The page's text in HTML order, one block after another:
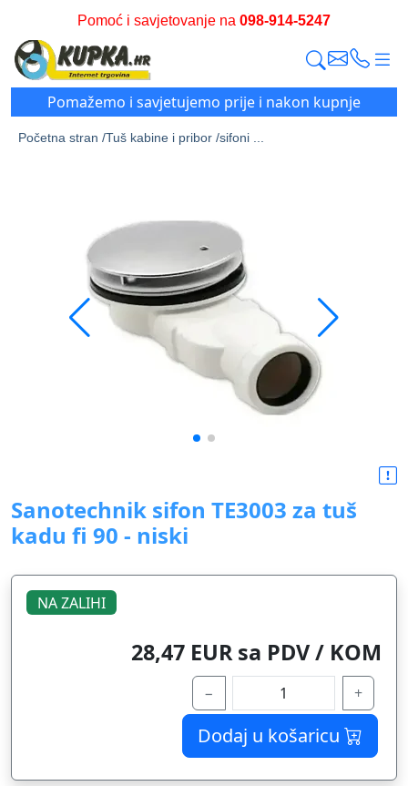
Pomoć i savjetovanje na 098-914-5247
Pomažemo i savjetujemo prije i nakon kupnje
Početna stran /Tuš kabine i pribor /sifoni ...
Sanotechnik sifon TE3003 za tuš
kadu fi 90 - niski
NA ZALIHI
28,47 EUR sa PDV / KOM
− +
Dodaj u košaricu